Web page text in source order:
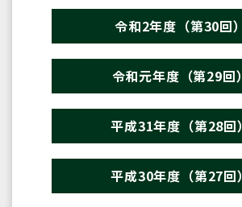
令和2年度（第30回）
令和元年度（第29回）
平成31年度（第28回）
平成30年度（第27回）